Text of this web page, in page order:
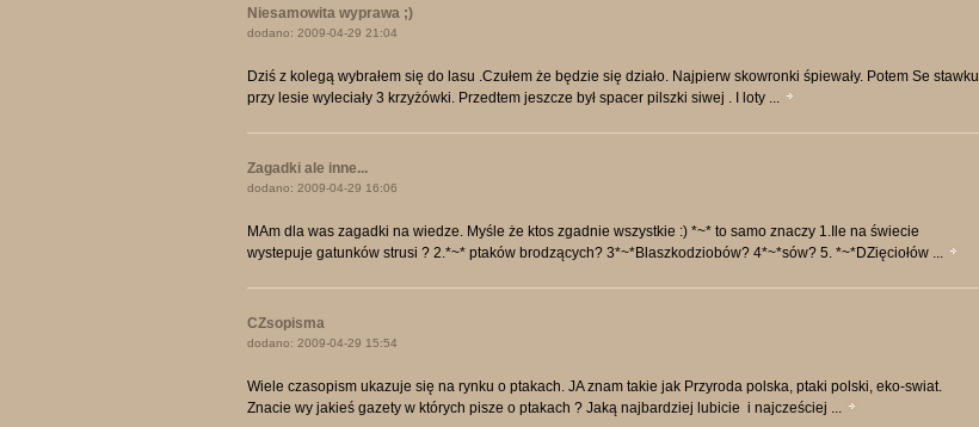
Niesamowita wyprawa ;)
dodano: 2009-04-29 21:04
Dziś z kolegą wybrałem się do lasu .Czułem że będzie się działo. Najpierw skowronki śpiewały. Potem Se stawku
przy lesie wyleciały 3 krzyżówki. Przedtem jeszcze był spacer pilszki siwej . I loty ...
Zagadki ale inne...
dodano: 2009-04-29 16:06
MAm dla was zagadki na wiedze. Myśle że ktos zgadnie wszystkie :) *~* to samo znaczy 1.Ile na świecie
wystepuje gatunków strusi ? 2.*~* ptaków brodzących? 3*~*Blaszkodziobów? 4*~*sów? 5. *~*DZięciołów ...
CZsopisma
dodano: 2009-04-29 15:54
Wiele czasopism ukazuje się na rynku o ptakach. JA znam takie jak Przyroda polska, ptaki polski, eko-swiat.
Znacie wy jakieś gazety w których pisze o ptakach ? Jaką najbardziej lubicie i najcześciej ...